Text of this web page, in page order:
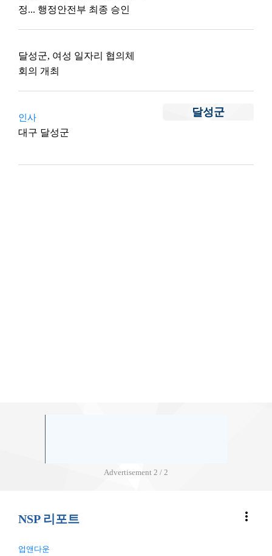
정... 행정안전부 최종 승인
달성군, 여성 일자리 협의체
회의 개최
달성군
인사
대구 달성군
Advertisement 2 / 2
NSP 리포트 more_vert
업앤다운